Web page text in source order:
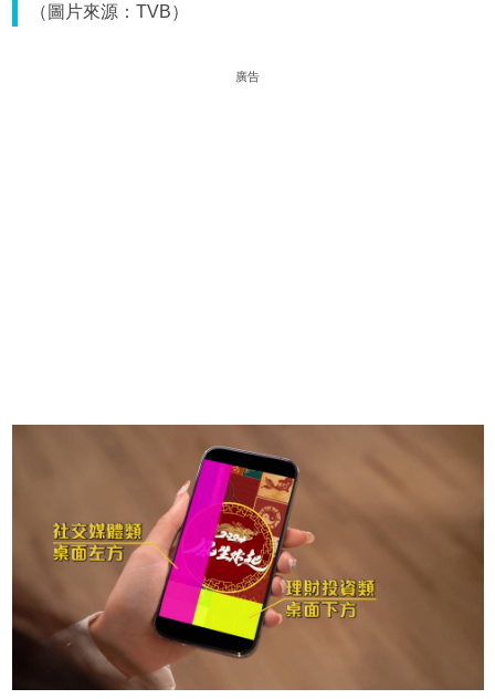
（圖片來源：TVB）
廣告